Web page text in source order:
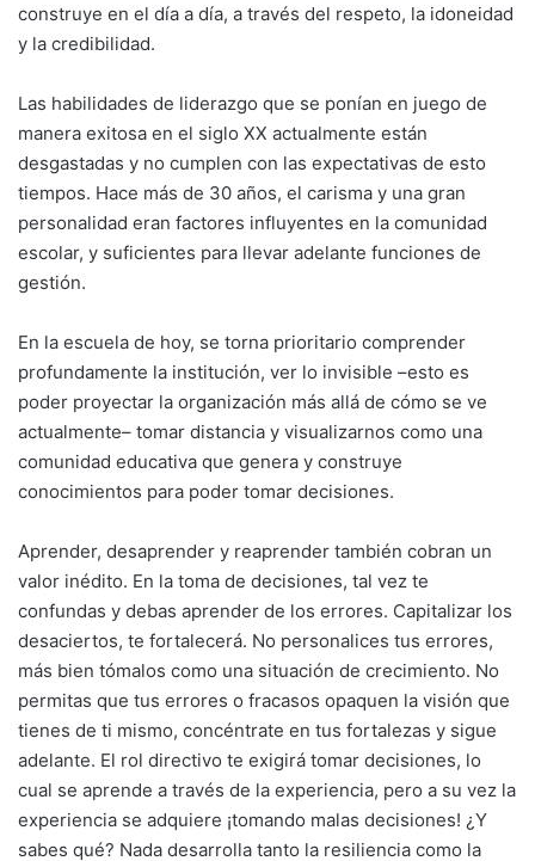
construye en el día a día, a través del respeto, la idoneidad
y la credibilidad.
Las habilidades de liderazgo que se ponían en juego de
manera exitosa en el siglo XX actualmente están
desgastadas y no cumplen con las expectativas de esto
tiempos. Hace más de 30 años, el carisma y una gran
personalidad eran factores influyentes en la comunidad
escolar, y suficientes para llevar adelante funciones de
gestión.
En la escuela de hoy, se torna prioritario comprender
profundamente la institución, ver lo invisible –esto es
poder proyectar la organización más allá de cómo se ve
actualmente– tomar distancia y visualizarnos como una
comunidad educativa que genera y construye
conocimientos para poder tomar decisiones.
Aprender, desaprender y reaprender también cobran un
valor inédito. En la toma de decisiones, tal vez te
confundas y debas aprender de los errores. Capitalizar los
desaciertos, te fortalecerá. No personalices tus errores,
más bien tómalos como una situación de crecimiento. No
permitas que tus errores o fracasos opaquen la visión que
tienes de ti mismo, concéntrate en tus fortalezas y sigue
adelante. El rol directivo te exigirá tomar decisiones, lo
cual se aprende a través de la experiencia, pero a su vez la
experiencia se adquiere ¡tomando malas decisiones! ¿Y
sabes qué? Nada desarrolla tanto la resiliencia como la